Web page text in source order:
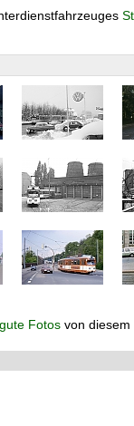
gute Fotos von